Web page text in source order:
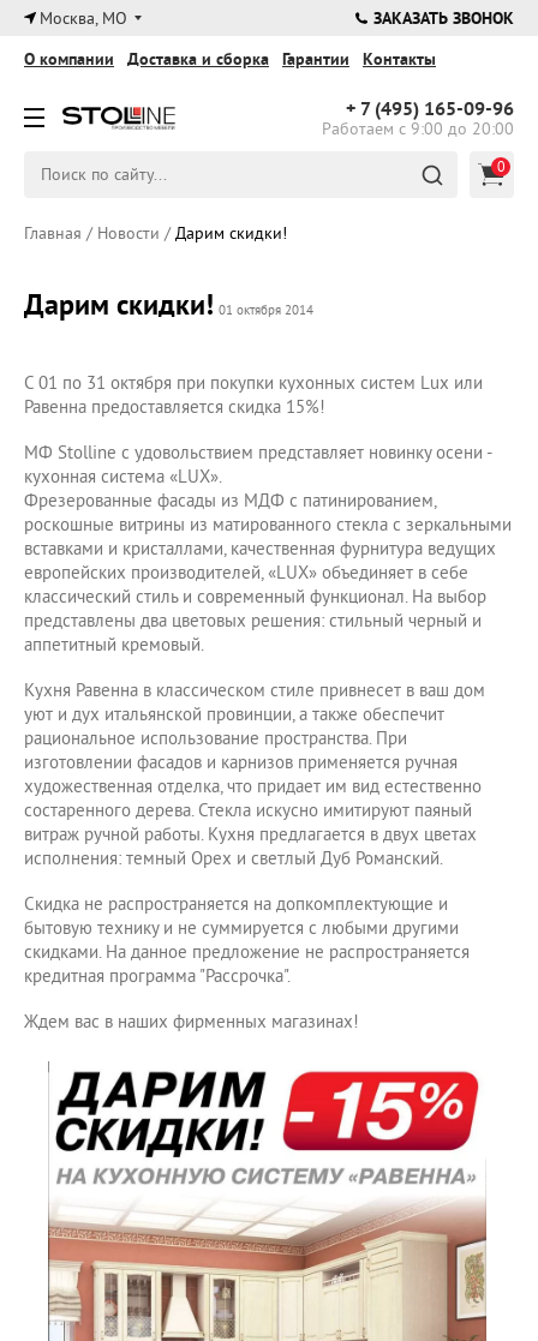
×
Москва, МО ЗАКАЗАТЬ ЗВОНОК
+ 7 (495) 165-09-96
Работаем с 9:00 до 20:00
О компании Доставка и сборка Гарантии Контакты
0
Главная / Новости /Дарим скидки!
Дарим скидки! 01 октября 2014
С 01 по 31 октября при покупки кухонных систем Lux или
Равенна предоставляется скидка 15%!
МФ Stolline с удовольствием представляет новинку осени -
кухонная система «LUX».
Фрезерованные фасады из МДФ с патинированием,
роскошные витрины из матированного стекла с зеркальными
вставками и кристаллами, качественная фурнитура ведущих
европейских производителей, «LUX» объединяет в себе
классический стиль и современный функционал. На выбор
представлены два цветовых решения: стильный черный и
аппетитный кремовый.
Кухня Равенна в классическом стиле привнесет в ваш дом
уют и дух итальянской провинции, а также обеспечит
рациональное использование пространства. При
изготовлении фасадов и карнизов применяется ручная
художественная отделка, что придает им вид естественно
состаренного дерева. Стекла искусно имитируют паяный
витраж ручной работы. Кухня предлагается в двух цветах
исполнения: темный Орех и светлый Дуб Романский.
Скидка не распространяется на допкомплектующие и
бытовую технику и не суммируется с любыми другими
скидками. На данное предложение не распространяется
кредитная программа "Рассрочка".
Ждем вас в наших фирменных магазинах!